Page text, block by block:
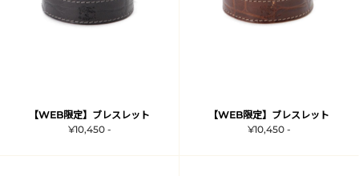
【WEB限定】ブレスレット
¥10,450 -
【WEB限定】ブレスレット
¥10,450 -